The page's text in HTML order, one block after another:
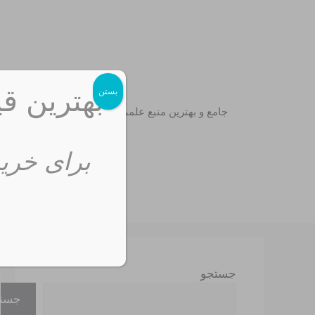
جامع و بهترین منبع علمی
جستجو
بهترین
برای
بستن